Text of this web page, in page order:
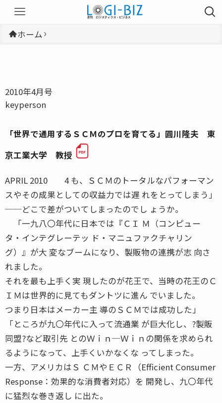
ホーム
2010年4月号
keyperson
「世界で通用するＳＣＭのプロを育てる」圓川隆夫 東
京工業大学 教授
APRIL 2010 4 も、ＳＣＭのトータルなパフォーマン
スやその成果としての収益力では遅 れをとってしまう」
──どこで差がついてしまったのでし ょうか。
「一九八〇年代に日本では『ＣＩ Ｍ（コンピュー
タ・インテグレーテッ ド・マニュファクチャリン
グ）』が大 変なブームになり、製販物の連携が志 向さ
れました。
それを最も上手く実 現したのが花王で、当時の花王のＣ
ＩＭは世界的に見てもダントツに進ん でいました。
つまり日本はメーカー主 導のＳＣＭでは成功した」
「ところが九〇年代に入って流通業 が巨大化し、?製販
同盟?など取引先 とのＷｉｎ─Ｗｉｎの関係を求められ
るようになって、上手くいかなくな ってしまった。
一方、アメリカはＳ ＣＭやＥＣＲ（Efficient Consumer
Response：効果的な消費者対応）を 開発し、九〇年代
に猛烈な巻き返し に出た。